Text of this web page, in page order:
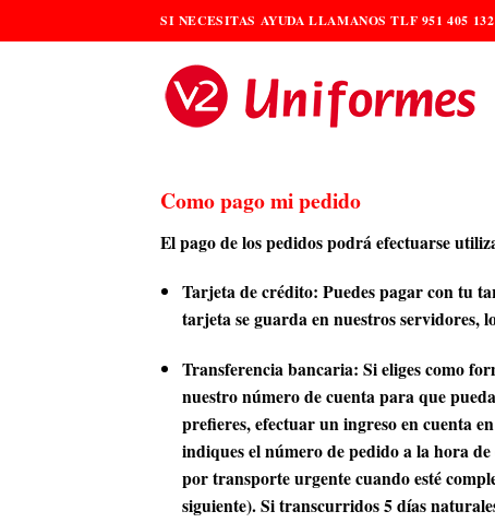
al
SI NECESITAS AYUDA LLAMANOS TLF 951 405
Como pago mi pedido
El pago de los pedidos podrá efectuarse
Tarjeta de crédito: Puedes pagar con tu
tarjeta se guarda en nuestros servidores,
Transferencia bancaria: Si eliges como
nuestro número de cuenta para que
prefieres, efectuar un ingreso en cuenta
indiques el número de pedido a la hora
por transporte urgente cuando esté
siguiente). Si transcurridos 5 días